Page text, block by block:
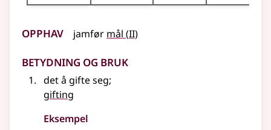
Opphav jamfør mål (2
II)
Betydning og bruk
det å gifte seg;
gifting
Eksempel